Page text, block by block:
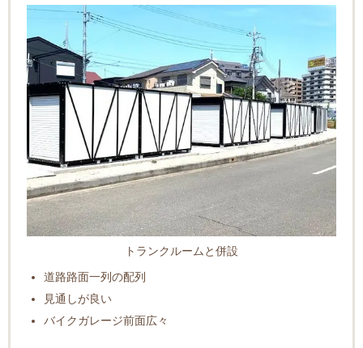
トランクルームと併設
道路路面一列の配列
見通しが良い
バイクガレージ前面広々